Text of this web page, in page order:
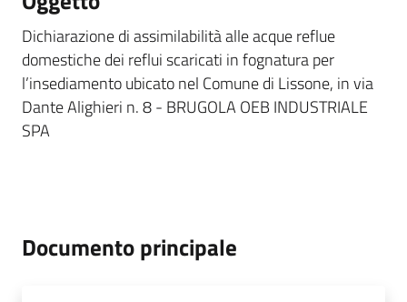
Dichiarazione di assimilabilità alle acque reflue
domestiche dei reflui scaricati in fognatura per
l’insediamento ubicato nel Comune di Lissone, in via
Dante Alighieri n. 8 - BRUGOLA OEB INDUSTRIALE
SPA
Documento principale